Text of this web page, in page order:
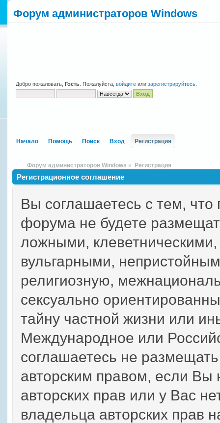
Форум администраторов Windows
Добро пожаловать, Гость . Пожалуйста, войдите или зарегистрируйтесь
Начало Помощь Поиск Вход Регистрация
Форум администраторов Windows » Регистрация
Регистрационное соглашение
Вы соглашаетесь с тем, что
форума не будете
ложными,
вульгарными,
религиозную,
сексуально
тайну частной жизни или
Международное или
соглашаетесь не
авторским правом, если Вы
авторских прав или у Вас
владельца авторских прав